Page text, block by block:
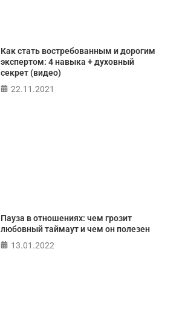
Как стать востребованным и дорогим
экспертом: 4 навыка + духовный
секрет (видео)
22.11.2021
Пауза в отношениях: чем грозит
любовный таймаут и чем он полезен
13.01.2022